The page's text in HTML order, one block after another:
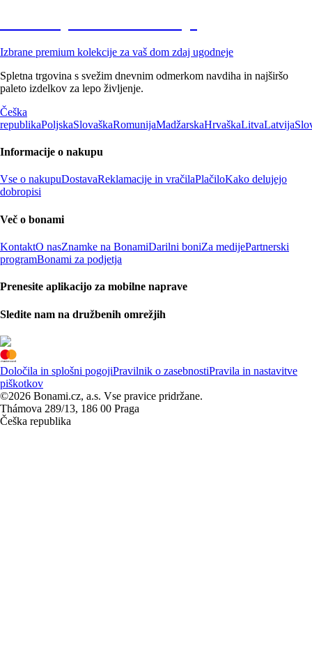
Izbrane premium kolekcije za vaš dom zdaj ugodneje
Spletna trgovina s svežim dnevnim odmerkom navdiha in najširšo
paleto izdelkov za lepo življenje.
Češka
republikaPoljskaSlovaškaRomunijaMadžarskaHrvaškaLitvaLatvija
Informacije o nakupu
Vse o nakupuDostavaReklamacije in vračilaPlačiloKako delujejo
dobropisi
Več o bonami
KontaktO nasZnamke na BonamiDarilni boniZa medijePartnerski
programBonami za podjetja
Prenesite aplikacijo za mobilne naprave
Sledite nam na družbenih omrežjih
Določila in splošni pogojiPravilnik o zasebnostiPravila in nastavitve
piškotkov
©2026 Bonami.cz, a.s. Vse pravice pridržane.
Thámova 289/13, 186 00 Praga
Češka republika